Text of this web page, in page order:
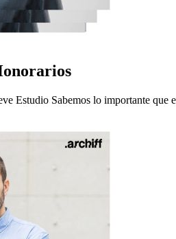
Estudio Sabemos lo importante que